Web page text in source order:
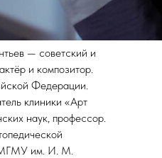
— советский и
и композитор.
Федерации.
клиники «Арт
наук, профессор.
МГМУ им. И. М.